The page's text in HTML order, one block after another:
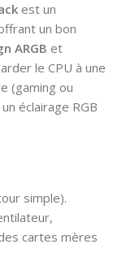
est un
un bon
ARGB et
le CPU à une
(gaming ou
éclairage RGB
simple).
cartes mères